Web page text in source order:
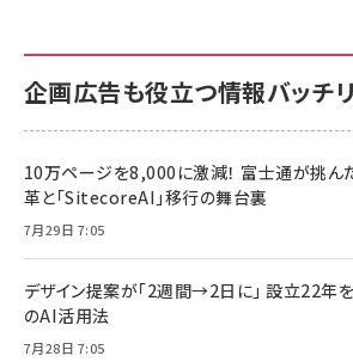
企画広告も役立つ情報バッチリ
10万ページを8,000に激減！ 富士通が挑ん
革と「SitecoreAI」移行の舞台裏
7月29日 7:05
デザイン提案が「2週間→2日に」 設立22年
のAI活用法
7月28日 7:05